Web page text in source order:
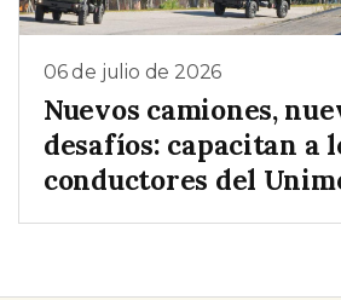
06 de julio de 2026
Nuevos camiones,
desafíos: capacitan a
conductores del